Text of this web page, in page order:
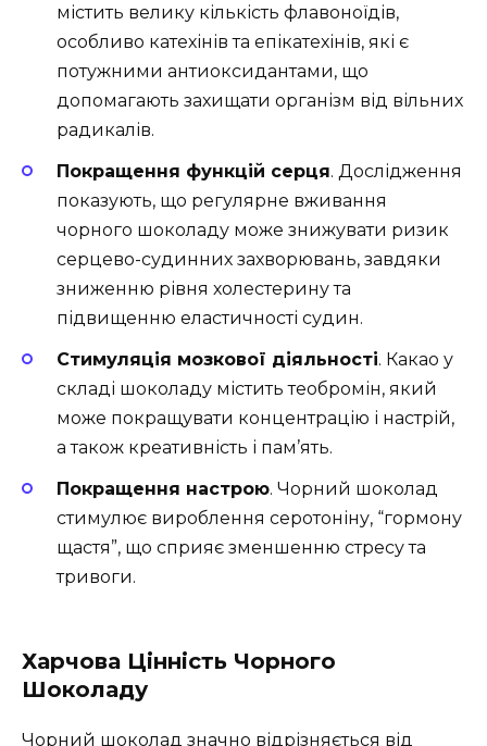
містить велику кількість флавоноїдів,
особливо катехінів та епікатехінів, які є
потужними антиоксидантами, що
допомагають захищати організм від вільних
радикалів.
Покращення функцій серця. Дослідження
показують, що регулярне вживання
чорного шоколаду може знижувати ризик
серцево-судинних захворювань, завдяки
зниженню рівня холестерину та
підвищенню еластичності судин.
Стимуляція мозкової діяльності. Какао у
складі шоколаду містить теобромін, який
може покращувати концентрацію і настрій,
а також креативність і пам’ять.
Покращення настрою. Чорний шоколад
стимулює вироблення серотоніну, “гормону
щастя”, що сприяє зменшенню стресу та
тривоги.
Харчова Цінність Чорного
Шоколаду
Чорний шоколад значно відрізняється від